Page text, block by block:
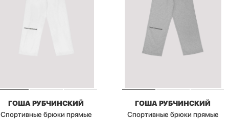
ГОША РУБЧИНСКИЙ
Спортивные брюки прямые
ГОША РУБЧИНСКИЙ
Спортивные брюки прямые